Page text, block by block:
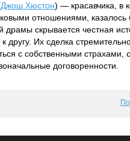
Джош Хюстон) — красавчика, в
отношениями, казалось
драмы скрывается честная
другу. Их сделка
с собственными
договоренности.